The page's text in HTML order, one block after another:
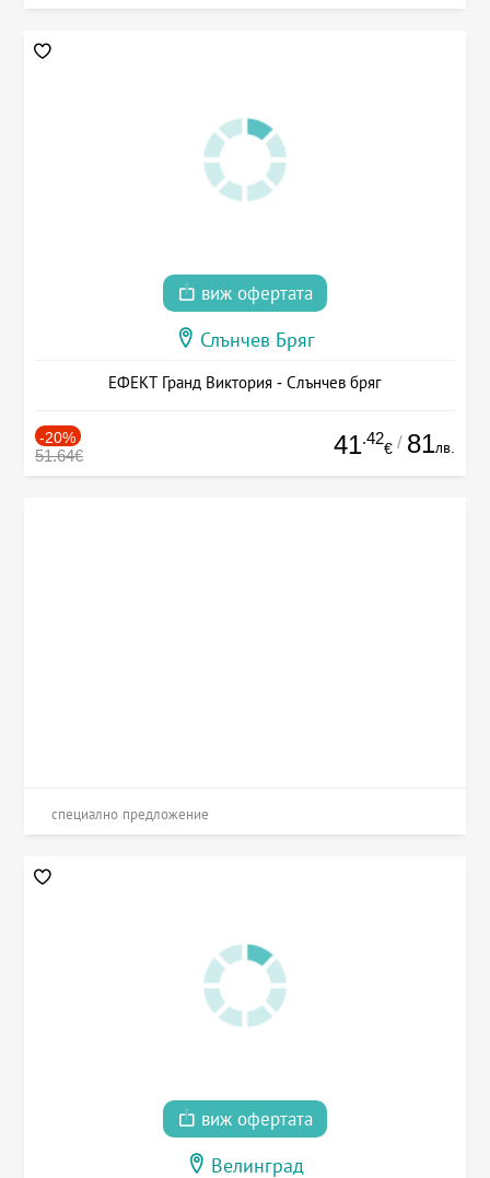
виж офертата
Слънчев Бряг
ЕФЕКТ Гранд Виктория - Слънчев бряг
-20%
51.64€ 41.42
€ / 81лв.
специално предложение
виж офертата
Велинград